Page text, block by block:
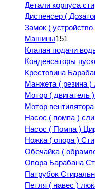
Детали корпуса
Диспенсер (
Замок (
Машины151
Клапан подачи
Конденсаторы
Крестовина
Манжета ( резина
Мотор (
Мотор
Насос ( помпа )
Насос ( Помпа )
Ножка ( опора )
Обечайка (
Опора Барабана
Патрубок
Петля ( навес )